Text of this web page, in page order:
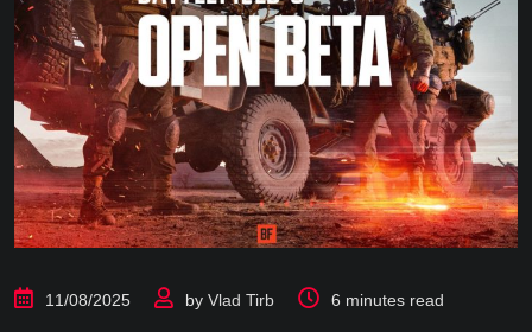
11/08/2025 by Vlad Tirb 6 minutes read